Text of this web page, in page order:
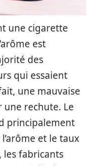
une cigarette
est
des
qui essaient
une mauvaise
rechute. Le
principalement
et le taux
les fabricants